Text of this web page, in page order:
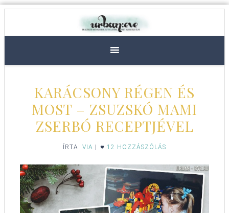
KARÁCSONY RÉGEN ÉS
MOST – ZSUZSKÓ MAMI
ZSERBÓ RECEPTJÉVEL
ÍRTA: VIA 12 HOZZÁSZÓLÁS